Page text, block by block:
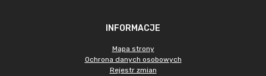
INFORMACJE
Mapa strony
Ochrona danych osobowych
Rejestr zmian